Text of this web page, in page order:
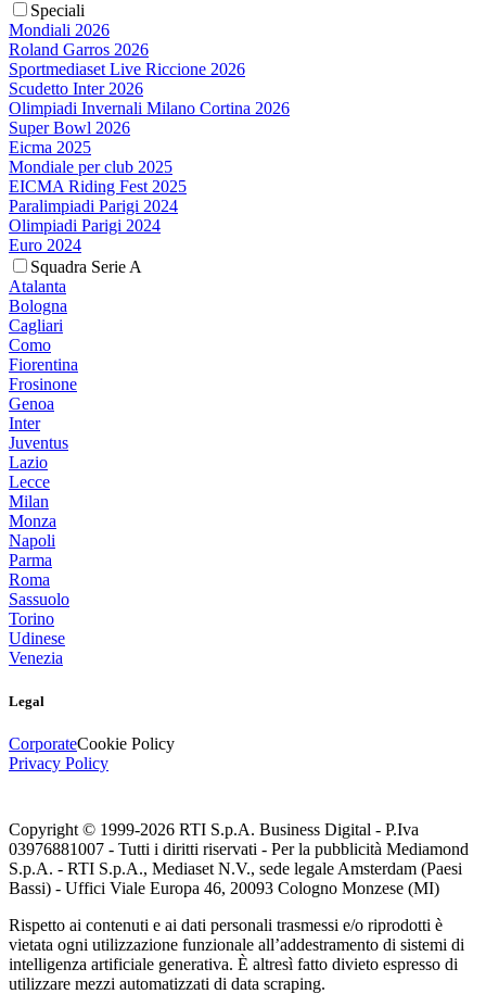
Speciali
Mondiali 2026
Roland Garros 2026
Sportmediaset Live Riccione 2026
Scudetto Inter 2026
Olimpiadi Invernali Milano Cortina 2026
Super Bowl 2026
Eicma 2025
Mondiale per club 2025
EICMA Riding Fest 2025
Paralimpiadi Parigi 2024
Olimpiadi Parigi 2024
Euro 2024
Squadra Serie A
Atalanta
Bologna
Cagliari
Como
Fiorentina
Frosinone
Genoa
Inter
Juventus
Lazio
Lecce
Milan
Monza
Napoli
Parma
Roma
Sassuolo
Torino
Udinese
Venezia
Legal
CorporateCookie Policy
Privacy Policy
Copyright © 1999-2026 RTI S.p.A. Business Digital - P.Iva
03976881007 - Tutti i diritti riservati - Per la pubblicità Mediamond
S.p.A. - RTI S.p.A., Mediaset N.V., sede legale Amsterdam (Paesi
Bassi) - Uffici Viale Europa 46, 20093 Cologno Monzese (MI)
Rispetto ai contenuti e ai dati personali trasmessi e/o riprodotti è
vietata ogni utilizzazione funzionale all’addestramento di sistemi di
intelligenza artificiale generativa. È altresì fatto divieto espresso di
utilizzare mezzi automatizzati di data scraping.